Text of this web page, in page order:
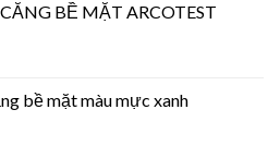
BỀ MẶT ARCOTEST
bề mặt màu mực xanh